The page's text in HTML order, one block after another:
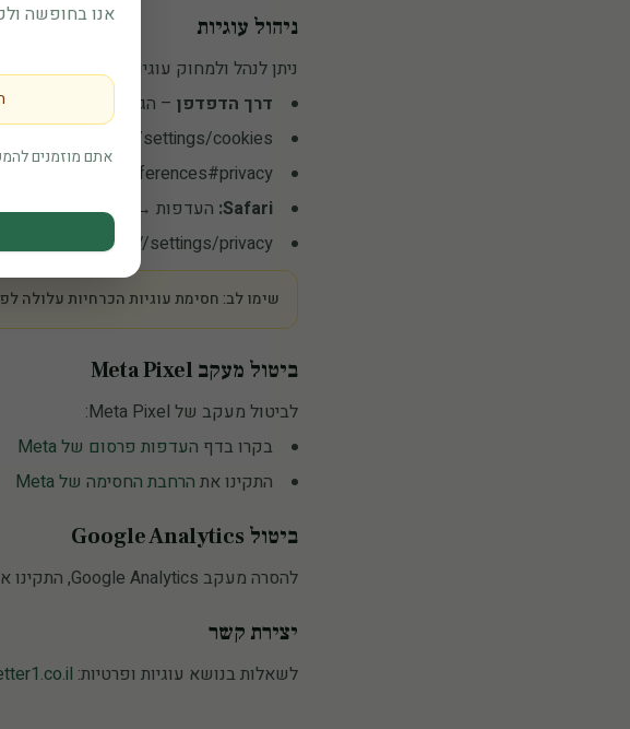
ניהול עוגיות
ניתן לנהל ולמחוק עוגיות בכל עת:
דרך הדפדפן – הגדרות → פרטיות →
chrome://settings/cookies
about:preferences#privacy
Safari: העדפות → פרטיות
edge://settings/privacy
שימו לב: חסימת עוגיות הכרחיות עלולה
ביטול מעקב Meta Pixel
לביטול מעקב של Meta Pixel:
בקרו בדף העדפות פרסום של Meta
התקינו את הרחבת החסימה של Meta
ביטול Google Analytics
להסרה מעקב Google Analytics, התקינו את
יצירת קשר
לשאלות בנושא עוגיות ופרטיות:
אנו בחופשה
אתם מוזמנים